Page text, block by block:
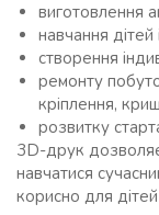
виготовлення
навчання
створення
ремонту
кріплення,
розвитку
3D-друк
навчатися
корисно для дітей